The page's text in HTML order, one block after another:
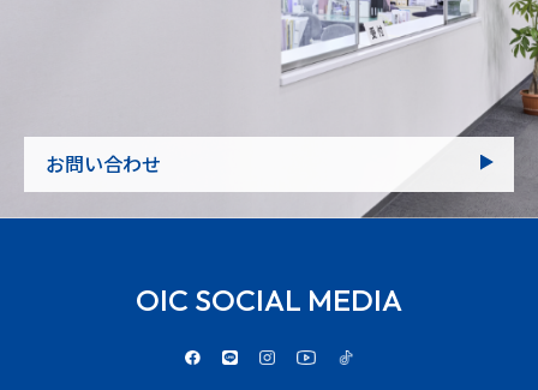
お問い合わせ
OIC SOCIAL MEDIA